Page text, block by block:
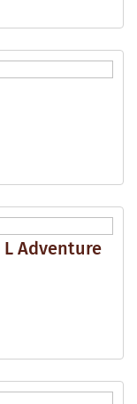
L Adventure